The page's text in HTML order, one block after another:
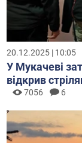
20.12.2025 | 10:05
У Мукачеві
відкрив
7056 6